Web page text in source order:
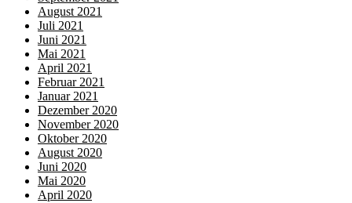
August 2021
Juli 2021
Juni 2021
Mai 2021
April 2021
Februar 2021
Januar 2021
Dezember 2020
November 2020
Oktober 2020
August 2020
Juni 2020
Mai 2020
April 2020